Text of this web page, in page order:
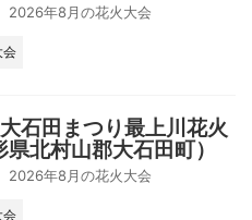
2026年8月の花火大会
会
石田まつり最上川花火
北村山郡大石田町）
2026年8月の花火大会
会